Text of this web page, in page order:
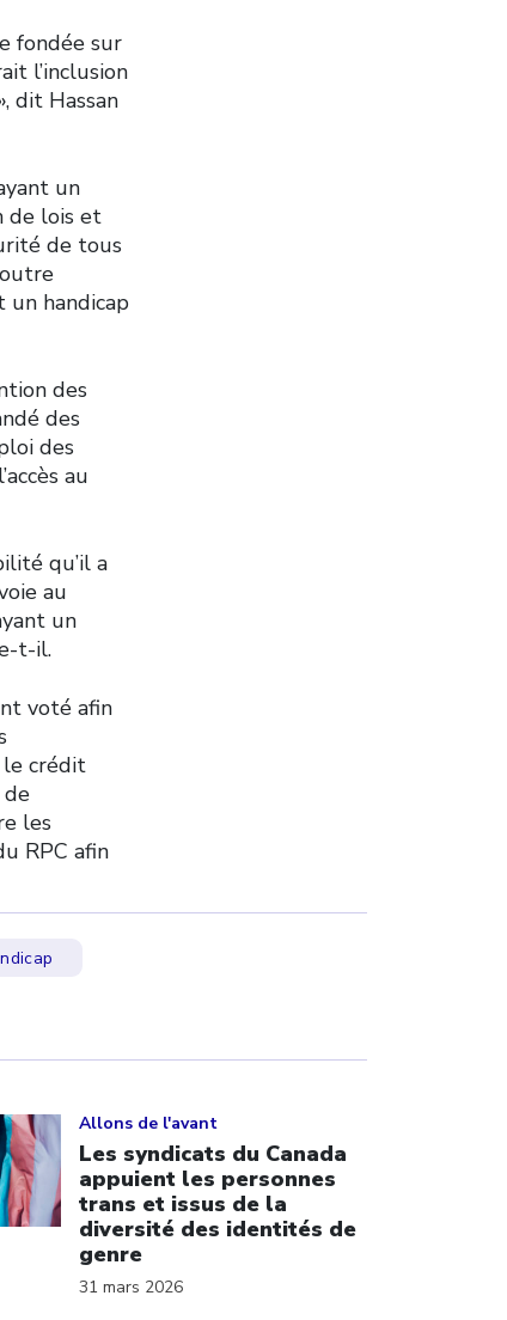
fondée sur
l’inclusion
dit Hassan
un
de lois et
de tous
un handicap
des
des
des
au
qu’il a
au
un
t-il.
voté afin
le crédit
de
les
RPC afin
Allons de l'avant
Les syndicats du Canada
appuient les personnes
trans et issus de la
diversité des identités de
genre
31 mars 2026